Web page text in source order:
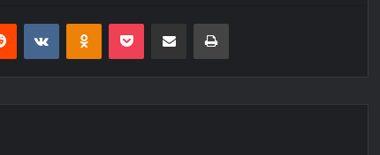
Reddit VKontakteOdnoklassniki
Pocket E-Posta ile paylaş Yazdır